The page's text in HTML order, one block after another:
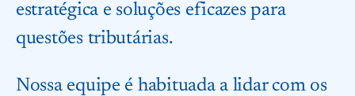
estratégica e soluções eficazes para
questões tributárias.
Nossa equipe é habituada a lidar com os